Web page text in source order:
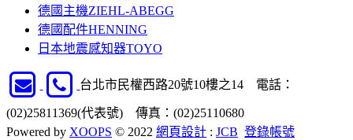
德國主機ZIEHL-ABEGG
德國配件HENNING
日本地震感知器TOYO
台北市民權西路20號10樓之14 電話：
(02)25811369(代表號) 傳真：(02)25110680
Powered by XOOPS © 2022 網頁設計 : JCB 登錄帳號